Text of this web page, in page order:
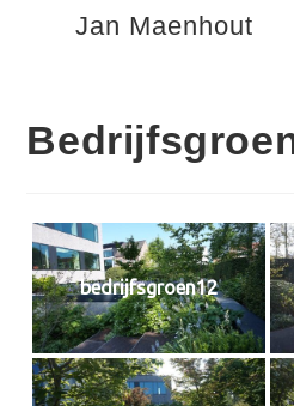
Jan Maenhout
bedrijfsgroen12